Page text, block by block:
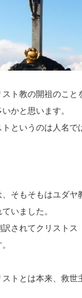
ト教の開祖のこと
かと思います。
というのは人名で
、そもそもはユダ
いました。
されてクリストス
トとは本来、救世